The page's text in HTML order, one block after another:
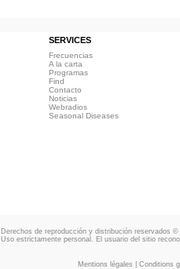
SERVICES
Frecuencias
A la carta
Programas
Find
Contacto
Noticias
Webradios
Seasonal Diseases
Derechos de reproducción y distribución reservados
Uso estrictamente personal. El usuario del sitio
Mentions légales Conditions